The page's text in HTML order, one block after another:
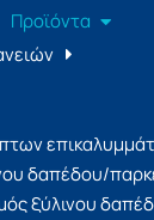
Προϊόντα
δαπέδου/
ξύλινου